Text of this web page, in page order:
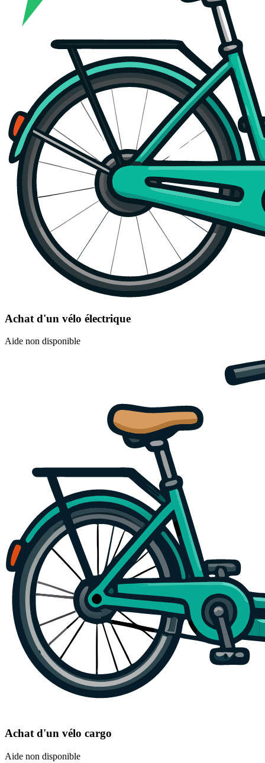
Achat d'un vélo électrique
Aide non disponible
Achat d'un vélo cargo
Aide non disponible